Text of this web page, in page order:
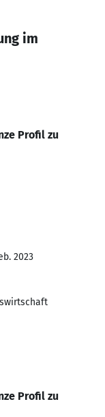
im
Profil zu
2023
Profil zu